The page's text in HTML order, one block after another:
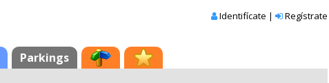
Identifícate | Regístrate
Parkings